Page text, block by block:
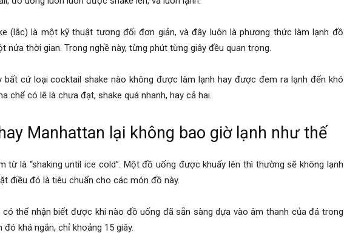
(lắc) là một kỹ thuật tương đối đơn giản, và đây luôn là phương thức làm lạnh đồ
nửa thời gian. Trong nghề này, từng phút từng giây đều quan trọng.
bất cứ loại cocktail shake nào không được làm lạnh hay được đem ra lạnh đến khó
chế có lẽ là chưa đạt, shake quá nhanh, hay cả hai.
Manhattan lại không bao giờ lạnh như thế
từ là “shaking until ice cold”. Một đồ uống được khuấy lên thì thường sẽ không lạnh
điều đó là tiêu chuẩn cho các món đồ này.
có thể nhận biết được khi nào đồ uống đã sẵn sàng dựa vào âm thanh của đá trong
khá ngắn, chỉ khoảng 15 giây.